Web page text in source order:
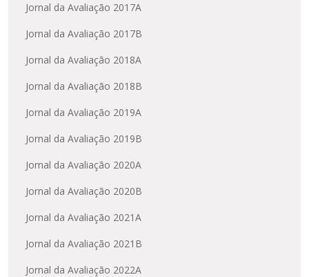
Jornal da Avaliação 2017A
Jornal da Avaliação 2017B
Jornal da Avaliação 2018A
Jornal da Avaliação 2018B
Jornal da Avaliação 2019A
Jornal da Avaliação 2019B
Jornal da Avaliação 2020A
Jornal da Avaliação 2020B
Jornal da Avaliação 2021A
Jornal da Avaliação 2021B
Jornal da Avaliação 2022A